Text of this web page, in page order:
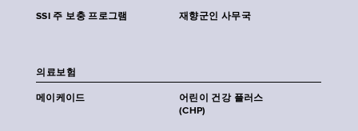
SSI 주 보충 프로그램 재향군인 사무국
의료보험
메이케이드
어린이 건강 플러스
(CHP)